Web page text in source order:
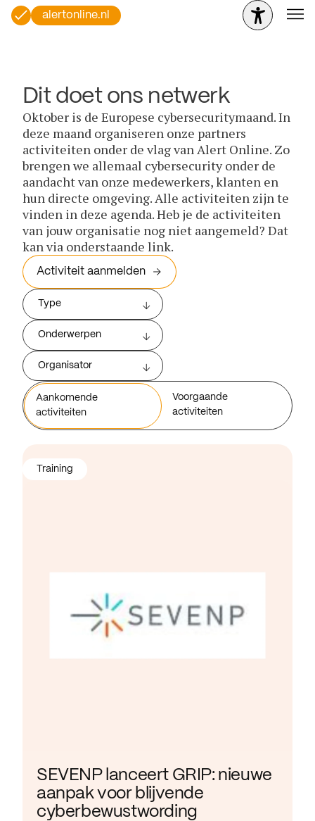
alertonline.nl
Dit doet ons netwerk
Oktober is de Europese cybersecuritymaand. In
deze maand organiseren onze partners
activiteiten onder de vlag van Alert Online. Zo
brengen we allemaal cybersecurity onder de
aandacht van onze medewerkers, klanten en
hun directe omgeving. Alle activiteiten zijn te
vinden in deze agenda. Heb je de activiteiten
van jouw organisatie nog niet aangemeld? Dat
kan via onderstaande link.
Activiteit aanmelden
Type
Onderwerpen
Organisator
Aankomende
activiteiten
Voorgaande
activiteiten
SEVENP lanceert GRIP: nieuwe
aanpak voor blijvende
cyberbewustwording
Training